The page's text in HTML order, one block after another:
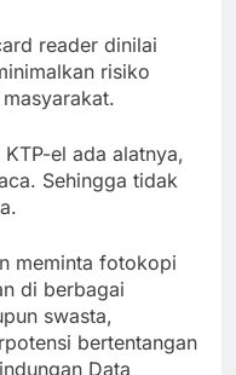
reader dinilai
risiko
el ada alatnya,
Sehingga tidak
meminta fotokopi
di berbagai
swasta,
bertentangan
Data